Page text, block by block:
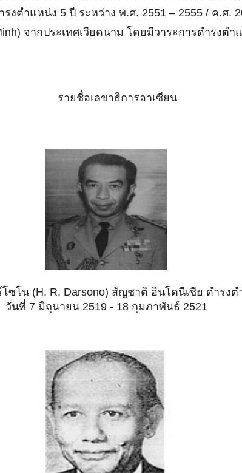
ตำแหน่ง 5 ปี ระหว่าง พ.ศ. 2551 – 2555 / ค.ศ.
จากประเทศเวียดนาม โดยมีวาระการดำรงต
รายชื่อเลขาธิการอาเซียน
โซโน (H. R. Darsono) สัญชาติ อินโดนีเซีย ดำรงต
วันที่ 7 มิถุนายน 2519 - 18 กุมภาพันธ์ 2521